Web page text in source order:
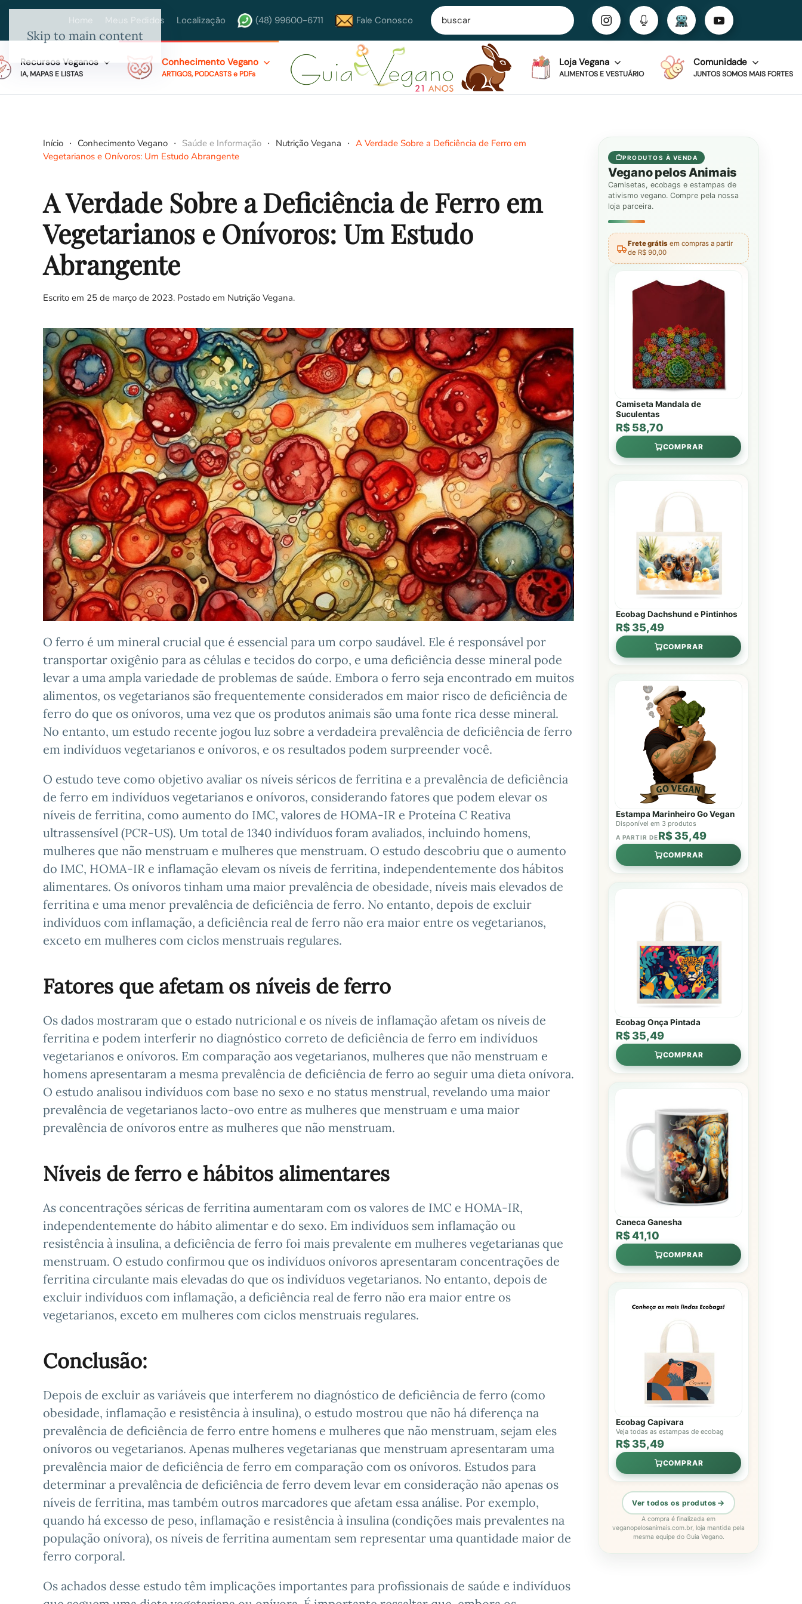
Skip to main content
Home Meus Pedidos Localização (48) 99600-6711 Fale Conosco
Recursos Veganos
IA, MAPAS E LISTAS
Conhecimento Vegano
ARTIGOS, PODCASTS e PDFs
Loja Vegana
ALIMENTOS E VESTUÁRIO
Comunidade
JUNTOS SOMOS MAIS FORTES
Início Conhecimento Vegano Saúde e Informação Nutrição Vegana
A Verdade Sobre a Deficiência de Ferro em
Vegetarianos e Onívoros: Um Estudo Abrangente
A Verdade Sobre a Deficiência de Ferro em
Vegetarianos e Onívoros: Um Estudo
Abrangente
Escrito em 25 de março de 2023. Postado em Nutrição Vegana.
O ferro é um mineral crucial que é essencial para um corpo saudável. Ele é responsável por
transportar oxigênio para as células e tecidos do corpo, e uma deficiência desse mineral pode
levar a uma ampla variedade de problemas de saúde. Embora o ferro seja encontrado em muitos
alimentos, os vegetarianos são frequentemente considerados em maior risco de deficiência de
ferro do que os onívoros, uma vez que os produtos animais são uma fonte rica desse mineral.
No entanto, um estudo recente jogou luz sobre a verdadeira prevalência de deficiência de ferro
em indivíduos vegetarianos e onívoros, e os resultados podem surpreender você.
O estudo teve como objetivo avaliar os níveis séricos de ferritina e a prevalência de deficiência
de ferro em indivíduos vegetarianos e onívoros, considerando fatores que podem elevar os
níveis de ferritina, como aumento do IMC, valores de HOMA-IR e Proteína C Reativa
ultrassensível (PCR-US). Um total de 1340 indivíduos foram avaliados, incluindo homens,
mulheres que não menstruam e mulheres que menstruam. O estudo descobriu que o aumento
do IMC, HOMA-IR e inflamação elevam os níveis de ferritina, independentemente dos hábitos
alimentares. Os onívoros tinham uma maior prevalência de obesidade, níveis mais elevados de
ferritina e uma menor prevalência de deficiência de ferro. No entanto, depois de excluir
indivíduos com inflamação, a deficiência real de ferro não era maior entre os vegetarianos,
exceto em mulheres com ciclos menstruais regulares.
Fatores que afetam os níveis de ferro
Os dados mostraram que o estado nutricional e os níveis de inflamação afetam os níveis de
ferritina e podem interferir no diagnóstico correto de deficiência de ferro em indivíduos
vegetarianos e onívoros. Em comparação aos vegetarianos, mulheres que não menstruam e
homens apresentaram a mesma prevalência de deficiência de ferro ao seguir uma dieta onívora.
O estudo analisou indivíduos com base no sexo e no status menstrual, revelando uma maior
prevalência de vegetarianos lacto-ovo entre as mulheres que menstruam e uma maior
prevalência de onívoros entre as mulheres que não menstruam.
Níveis de ferro e hábitos alimentares
As concentrações séricas de ferritina aumentaram com os valores de IMC e HOMA-IR,
independentemente do hábito alimentar e do sexo. Em indivíduos sem inflamação ou
resistência à insulina, a deficiência de ferro foi mais prevalente em mulheres vegetarianas que
menstruam. O estudo confirmou que os indivíduos onívoros apresentaram concentrações de
ferritina circulante mais elevadas do que os indivíduos vegetarianos. No entanto, depois de
excluir indivíduos com inflamação, a deficiência real de ferro não era maior entre os
vegetarianos, exceto em mulheres com ciclos menstruais regulares.
Conclusão:
Depois de excluir as variáveis que interferem no diagnóstico de deficiência de ferro (como
obesidade, inflamação e resistência à insulina), o estudo mostrou que não há diferença na
prevalência de deficiência de ferro entre homens e mulheres que não menstruam, sejam eles
onívoros ou vegetarianos. Apenas mulheres vegetarianas que menstruam apresentaram uma
prevalência maior de deficiência de ferro em comparação com os onívoros. Estudos para
determinar a prevalência de deficiência de ferro devem levar em consideração não apenas os
níveis de ferritina, mas também outros marcadores que afetam essa análise. Por exemplo,
quando há excesso de peso, inflamação e resistência à insulina (condições mais prevalentes na
população onívora), os níveis de ferritina aumentam sem representar uma quantidade maior de
ferro corporal.
Os achados desse estudo têm implicações importantes para profissionais de saúde e indivíduos
PRODUTOS À VENDA
Vegano pelos Animais
Camisetas, ecobags e estampas de
ativismo vegano. Compre pela nossa
loja parceira.
Frete grátis em compras a partir
de R$ 90,00
Camiseta Mandala de
Suculentas
R$ 58,70
COMPRAR
Ecobag Dachshund e Pintinhos
R$ 35,49
COMPRAR
Estampa Marinheiro Go Vegan
Disponível em 3 produtos
A PARTIR DER$ 35,49
COMPRAR
Ecobag Onça Pintada
R$ 35,49
COMPRAR
Caneca Ganesha
R$ 41,10
COMPRAR
Ecobag Capivara
Veja todas as estampas de ecobag
R$ 35,49
COMPRAR
Ver todos os produtos
A compra é finalizada em
veganopelosanimais.com.br, loja mantida pela
mesma equipe do Guia Vegano.